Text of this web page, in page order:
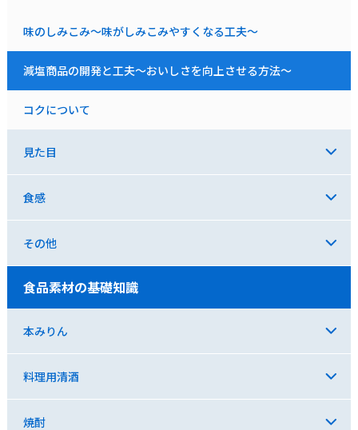
味のしみこみ～味がしみこみやすくなる工夫～
減塩商品の開発と工夫～おいしさを向上させる方法～
コクについて
見た目
食感
その他
食品素材の基礎知識
本みりん
料理用清酒
焼酎